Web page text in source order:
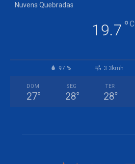
Nuvens Quebradas
19.7 °C
97 % 3.3kmh
DOM
27°
SEG
28°
TER
28°